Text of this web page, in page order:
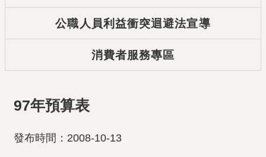
公職人員利益衝突迴避法宣導
消費者服務專區
97年預算表
發布時間：2008-10-13